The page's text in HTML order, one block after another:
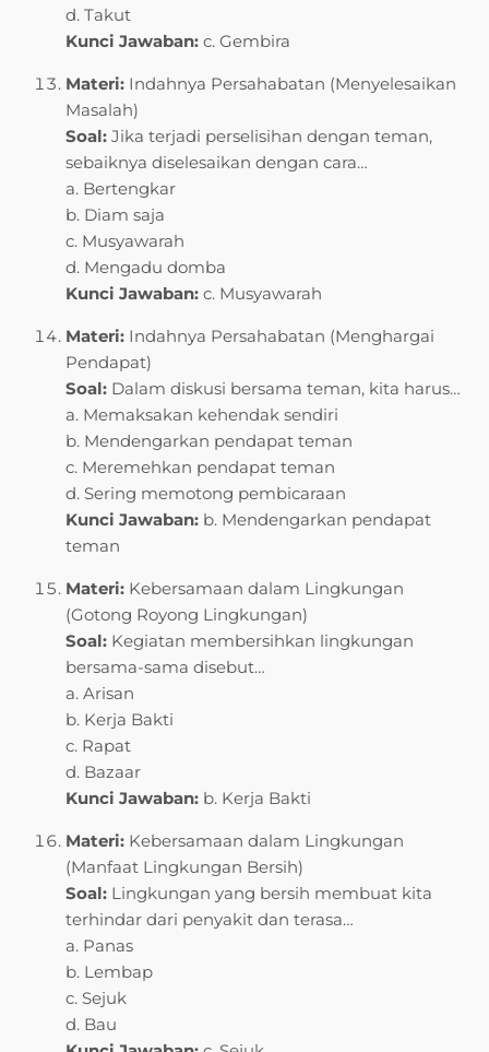
d. Takut
Kunci Jawaban: c. Gembira
Materi: Indahnya Persahabatan (Menyelesaikan
Masalah)
Soal: Jika terjadi perselisihan dengan teman,
sebaiknya diselesaikan dengan cara…
a. Bertengkar
b. Diam saja
c. Musyawarah
d. Mengadu domba
Kunci Jawaban: c. Musyawarah
Materi: Indahnya Persahabatan (Menghargai
Pendapat)
Soal: Dalam diskusi bersama teman, kita harus…
a. Memaksakan kehendak sendiri
b. Mendengarkan pendapat teman
c. Meremehkan pendapat teman
d. Sering memotong pembicaraan
Kunci Jawaban: b. Mendengarkan pendapat
teman
Materi: Kebersamaan dalam Lingkungan
(Gotong Royong Lingkungan)
Soal: Kegiatan membersihkan lingkungan
bersama-sama disebut…
a. Arisan
b. Kerja Bakti
c. Rapat
d. Bazaar
Kunci Jawaban: b. Kerja Bakti
Materi: Kebersamaan dalam Lingkungan
(Manfaat Lingkungan Bersih)
Soal: Lingkungan yang bersih membuat kita
terhindar dari penyakit dan terasa…
a. Panas
b. Lembap
c. Sejuk
d. Bau